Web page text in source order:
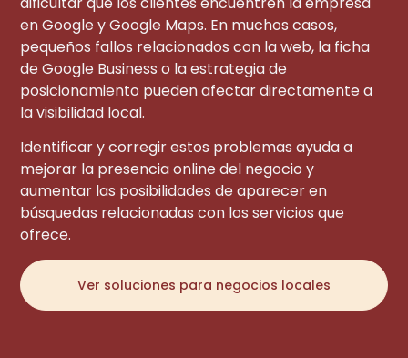
en Google y Google Maps. En muchos casos,
pequeños fallos relacionados con la web, la ficha
de Google Business o la estrategia de
posicionamiento pueden afectar directamente a
la visibilidad local.
Identificar y corregir estos problemas ayuda a
mejorar la presencia online del negocio y
aumentar las posibilidades de aparecer en
búsquedas relacionadas con los servicios que
ofrece.
Ver soluciones para negocios locales